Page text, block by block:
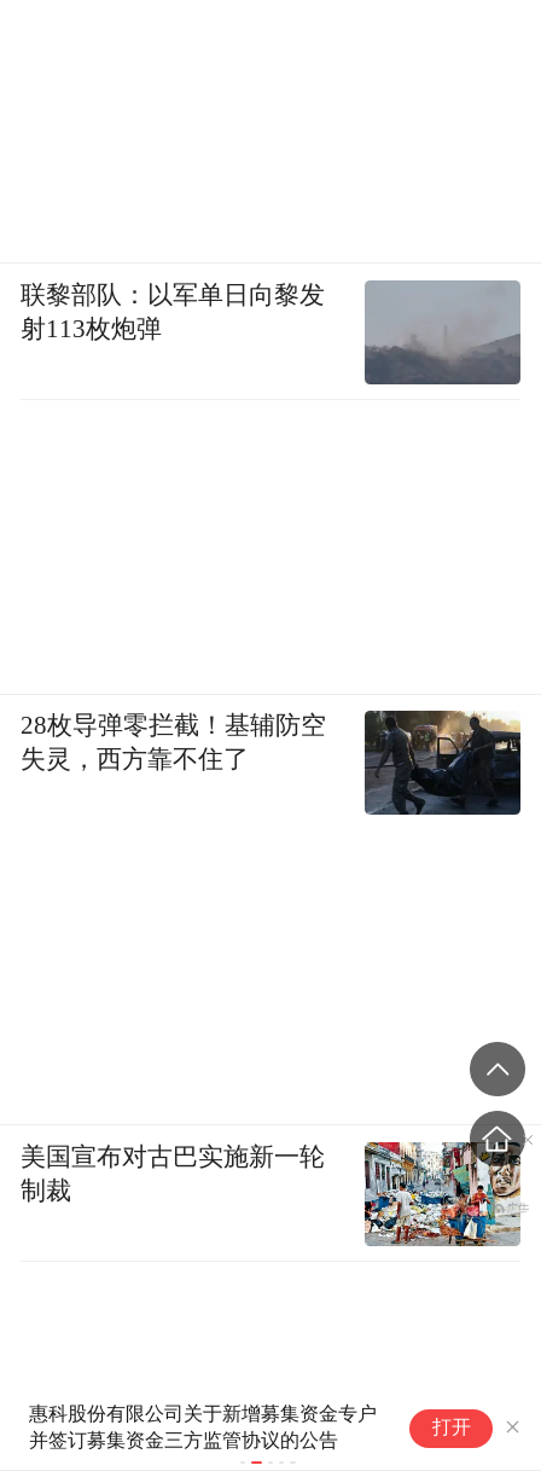
惠科股份有限公司关于新增募集资金专户
并签订募集资金三方监管协议的公告
打开
联黎部队：以军单日向黎发
射113枚炮弹
28枚导弹零拦截！基辅防空
失灵，西方靠不住了
美国宣布对古巴实施新一轮
制裁